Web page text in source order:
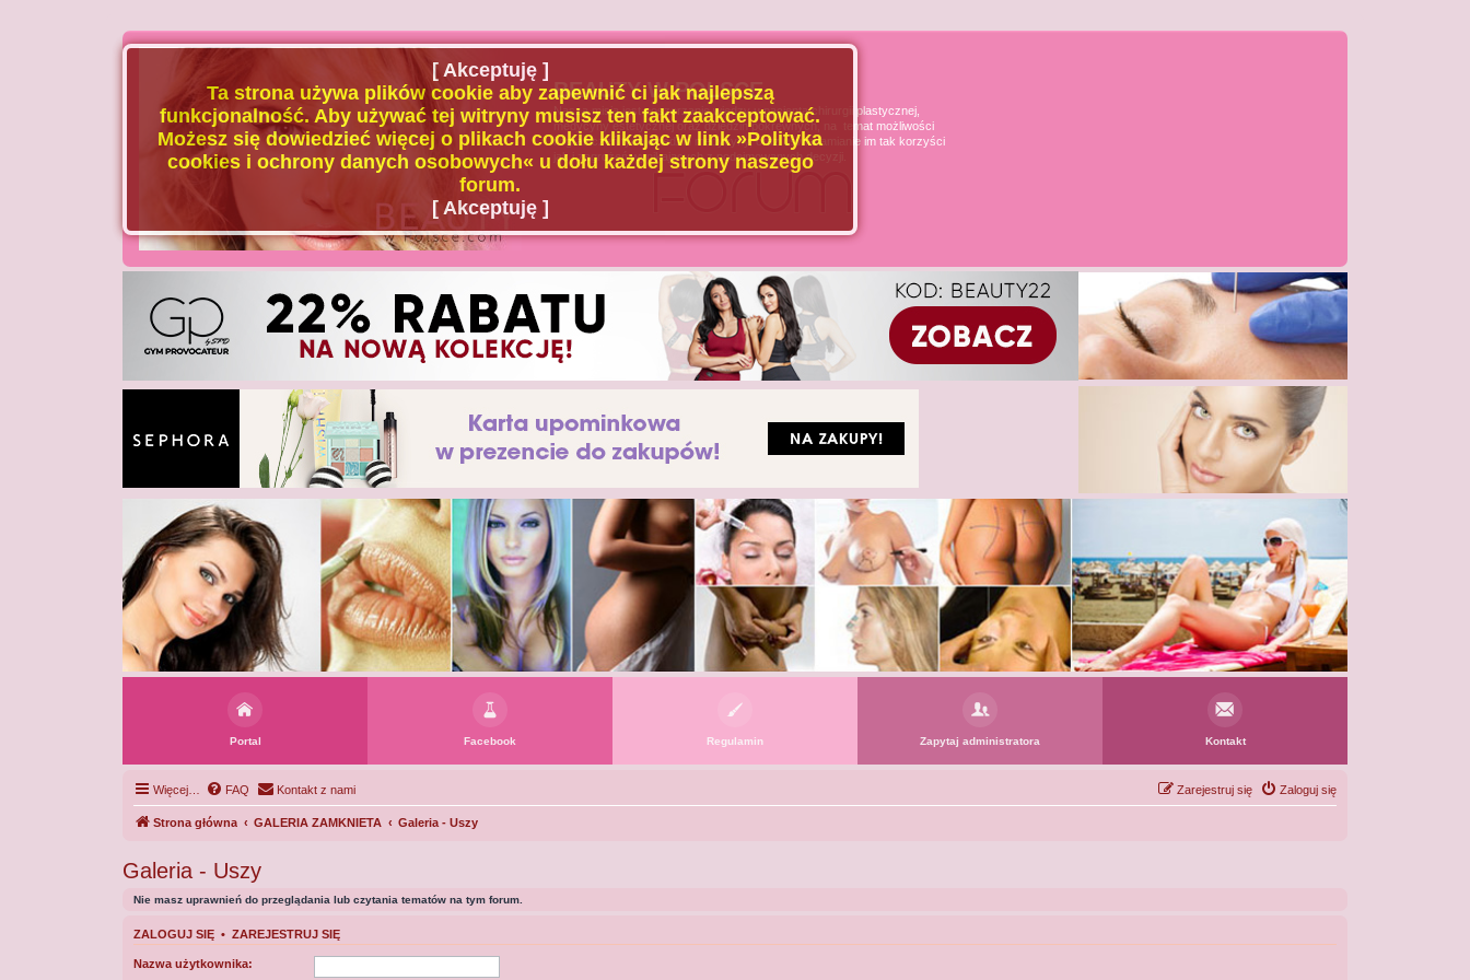
BEAUTY W POLSCE
Naszą misją jest poszerzanie wiedzy u pacjenta chirurgii plastycznej,
medycyny estetycznej oraz dziedzin pokrewnych, na temat możliwości
i ograniczeń tych dziedzin medycyny, oraz uświadamianie im tak korzyści
jak i zagrożeń wynikających z podejmowanych decyzji.
Portal Facebook Regulamin Zapytaj administratora Kontakt
Więcej… FAQ Kontakt z nami Zaloguj się
Zarejestruj się
Strona główna GALERIA ZAMKNIETA Galeria - Uszy
Galeria - Uszy
Nie masz uprawnień do przeglądania lub czytania tematów na tym forum.
ZALOGUJ SIĘ • ZAREJESTRUJ SIĘ
Nazwa użytkownika:
[ Akceptuję ]
Ta strona używa plików cookie aby zapewnić ci jak najlepszą
funkcjonalność. Aby używać tej witryny musisz ten fakt zaakceptować.
Możesz się dowiedzieć więcej o plikach cookie klikając w link »Polityka
cookies i ochrony danych osobowych« u dołu każdej strony naszego
forum.
[ Akceptuję ]